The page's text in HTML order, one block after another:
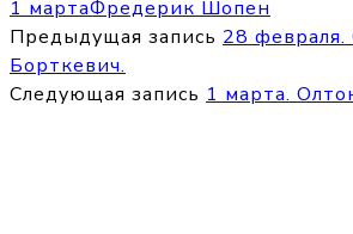
1 мартаФредерик Шопен
Предыдущая запись 28 февраля.
Борткевич.
Следующая запись 1 марта.